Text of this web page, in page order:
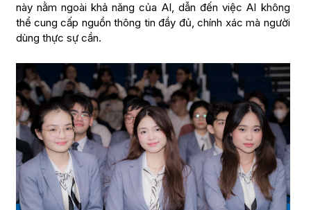
này nằm ngoài khả năng của AI, dẫn đến việc AI không
thể cung cấp nguồn thông tin đầy đủ, chính xác mà người
dùng thực sự cần.